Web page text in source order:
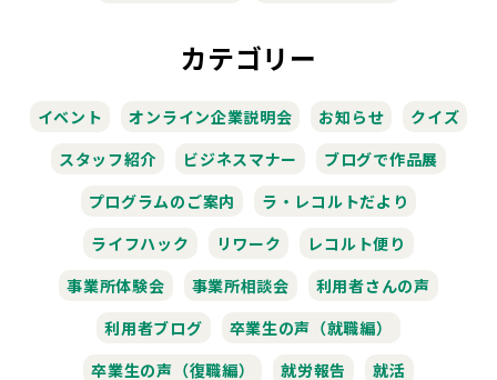
カテゴリー
イベント オンライン企業説明会 お知らせ
クイズ
スタッフ紹介
ビジネスマナー
ブログで作品展
プログラムのご案内
ラ・レコルトだより
ライフハック
リワーク
レコルト便り
事業所体験会
事業所相談会
利用者さんの声
利用者ブログ
卒業生の声（就職編）
卒業生の声（復職編）
就労報告
就活